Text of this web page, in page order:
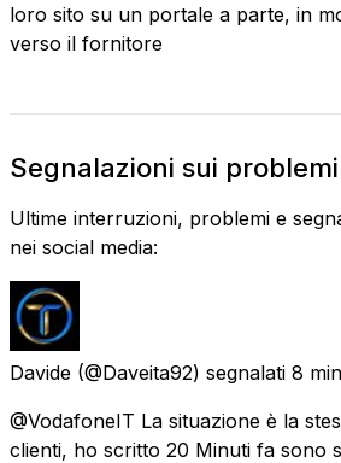
loro sito su un portale a parte, in
verso il fornitore
Segnalazioni sui
Ultime interruzioni, problemi e
nei social media:
Davide (@Daveita92) segnalati 8
@VodafoneIT La situazione è la
clienti, ho scritto 20 Minuti fa sono